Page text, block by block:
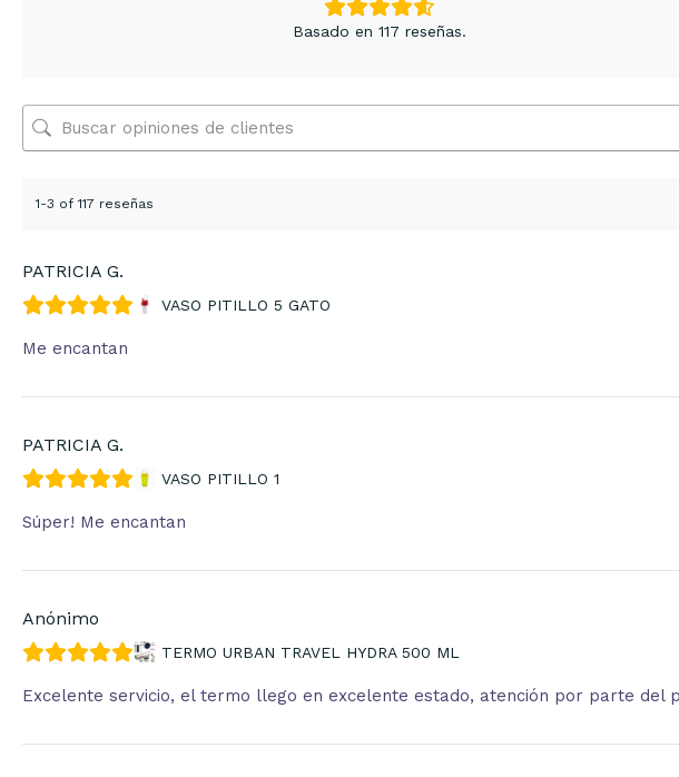
Basado en 117 reseñas.
1-3 of 117 reseñas
PATRICIA G.
VASO PITILLO 5 GATO
Me encantan
PATRICIA G.
VASO PITILLO 1
Súper! Me encantan
Anónimo
TERMO URBAN TRAVEL HYDRA 500 ML
Excelente servicio, el termo llego en excelente estado, atención por parte del